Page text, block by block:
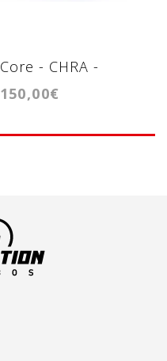
Core - CHRA -
Cartridge -
150,00€